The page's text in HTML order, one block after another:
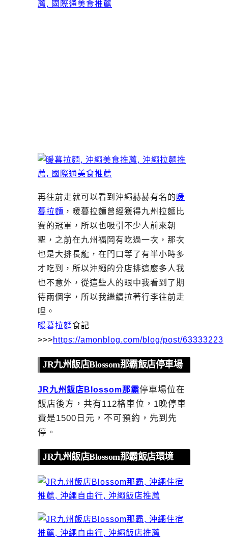
再往前走就可以看到沖繩赫赫有名的 暖
暮拉麵 ，暖暮拉麵曾經獲得九州拉麵比
賽的冠軍，所以也吸引不少人前來朝
聖，之前在九州福岡有吃過一次，那次
也是大排長龍，在門口等了有半小時多
才吃到，所以沖繩的分店排這麼多人我
也不意外，從這些人的眼中我看到了期
待兩個字，所以我繼續拉著行李往前走
哩。
暖暮拉麵食記
>>>https://amonblog.com/blog/post/63333223
JR九州飯店Blossom那霸飯店停車場
JR九州飯店Blossom那霸停車場位在
飯店後方，共有112格車位，1晚停車
費是1500日元，不可預約，先到先
停。
JR九州飯店Blossom那霸飯店環境